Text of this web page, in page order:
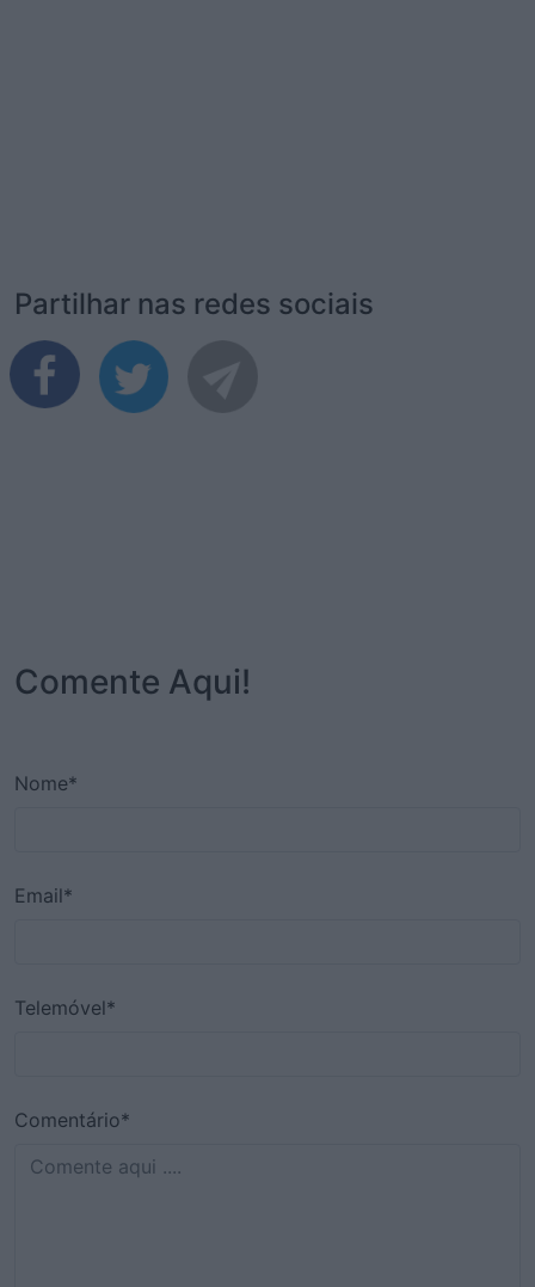
Partilhar nas redes sociais
Comente Aqui!
Nome*
Email*
Telemóvel*
Comentário*